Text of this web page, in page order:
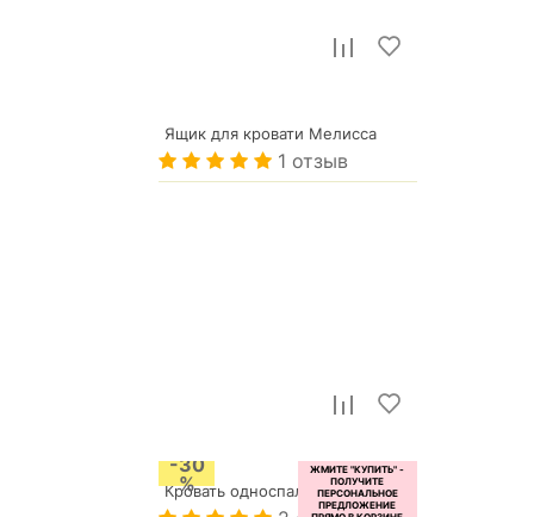
Ящик для кровати Мелисса
1 отзыв
680 р.
Кровать односпальная Атланта
-30
%